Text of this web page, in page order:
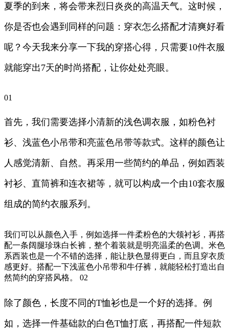
夏季的到来，将会带来烈日炎炎的高温天气。这时候，
你是否也会遇到同样的问题：穿衣怎么搭配才清爽好看
呢？今天我来分享一下我的穿搭心得，只需要10件衣服
就能穿出7天的时尚搭配，让你处处亮眼。
01
首先，我们需要选择小清新的浅色调衣服，如粉色衬
衫、浅蓝色小吊带和亮蓝色吊带等款式。这样的颜色让
人感觉清新、自然。再采用一些简约的单品，例如西装
衬衫、直筒裤和连衣裙等，就可以构成一个由10套衣服
组成的简约衣服系列。
我们可以从颜色入手，例如选择一件柔粉色的大领衬衫，再搭
配一条阔腿珍珠白长裤，整个着装就是明亮温柔的色调。米色
系西装也是一个不错的选择，能让肤色显得更白，而且穿衣质
感更好。搭配一下浅蓝色小吊带和牛仔裤，就能轻松打造出自
然简约的穿搭风格。 02
除了颜色，长度不同的T恤衫也是一个好的选择。例
如，选择一件基础款的白色T恤打底，再搭配一件短款